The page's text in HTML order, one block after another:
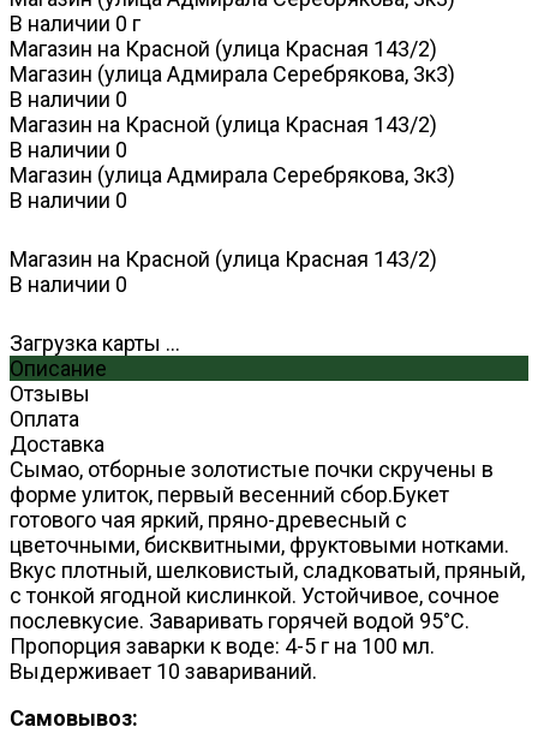
В наличии 0 г
Магазин на Красной (улица Красная 143/2)
Магазин (улица Адмирала Серебрякова, 3к3)
В наличии 0
Магазин на Красной (улица Красная 143/2)
В наличии 0
Магазин (улица Адмирала Серебрякова, 3к3)
В наличии 0
Магазин на Красной (улица Красная 143/2)
В наличии 0
Загрузка карты ...
Описание
Отзывы
Оплата
Доставка
Сымао, отборные золотистые почки скручены в
форме улиток, первый весенний сбор.Букет
готового чая яркий, пряно-древесный с
цветочными, бисквитными, фруктовыми нотками.
Вкус плотный, шелковистый, сладковатый, пряный,
с тонкой ягодной кислинкой. Устойчивое, сочное
послевкусие. Заваривать горячей водой 95°С.
Пропорция заварки к воде: 4-5 г на 100 мл.
Выдерживает 10 завариваний.
Самовывоз: